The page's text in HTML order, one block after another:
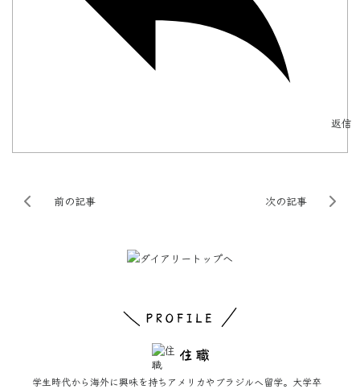
返信
前の記事 次の記事
学生時代から海外に興味を持ちアメリカやブラジルへ留学。大学卒